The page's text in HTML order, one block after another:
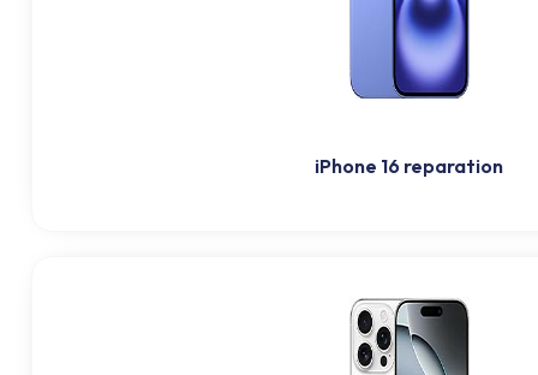
iPhone 16 reparation